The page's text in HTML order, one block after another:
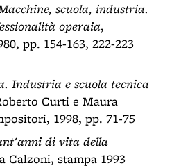
scuola, industria.
operaia,
pp. 154-163, 222-223
Industria e scuola tecnica
Curti e Maura
1998, pp. 71-75
di vita della
Calzoni, stampa 1993